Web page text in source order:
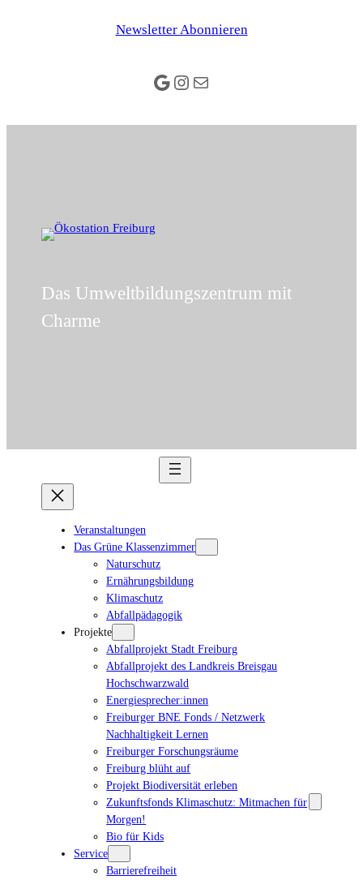
Newsletter Abonnieren
Google
Instagram
E-Mail
Das Umweltbildungszentrum mit
Charme
Veranstaltungen
Das Grüne Klassenzimmer
Naturschutz
Ernährungsbildung
Klimaschutz
Abfallpädagogik
Projekte
Abfallprojekt Stadt Freiburg
Abfallprojekt des Landkreis Breisgau
Hochschwarzwald
Energiesprecher:innen
Freiburger BNE Fonds / Netzwerk
Nachhaltigkeit Lernen
Freiburger Forschungsräume
Freiburg blüht auf
Projekt Biodiversität erleben
Zukunftsfonds Klimaschutz: Mitmachen für
Morgen!
Bio für Kids
Service
Barrierefreiheit